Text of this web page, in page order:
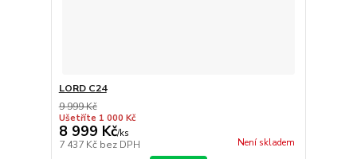
LORD C24
9 999 Kč
Ušetříte 1 000 Kč
8 999 Kč/ks
7 437 Kč bez DPH Není skladem